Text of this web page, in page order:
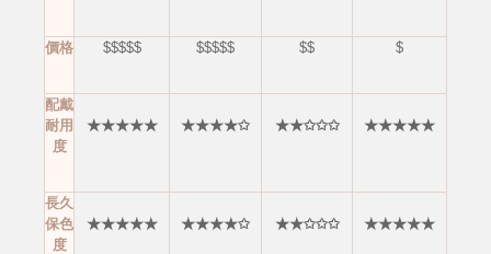
價格 $$$$$ $$$$$ $$ $
配戴
耐用
度
★★★★★ ★★★★✩ ★★✩✩✩ ★★★★★
長久
保色
度
★★★★★ ★★★★✩ ★★✩✩✩ ★★★★★